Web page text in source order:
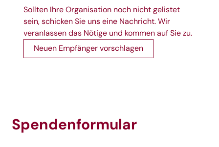
Sollten Ihre Organisation noch nicht gelistet
sein, schicken Sie uns eine Nachricht. Wir
veranlassen das Nötige und kommen auf Sie zu.
Neuen Empfänger vorschlagen
Spendenformular